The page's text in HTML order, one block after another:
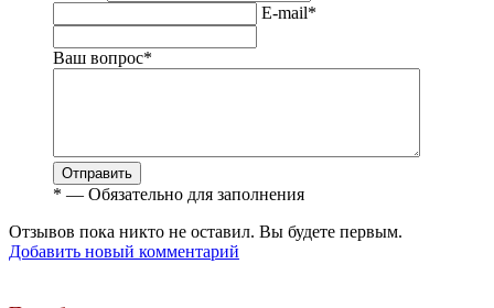
E-mail*
Ваш вопрос*
Отправить
* — Обязательно для заполнения
Отзывов пока никто не оставил. Вы будете первым.
Добавить новый комментарий